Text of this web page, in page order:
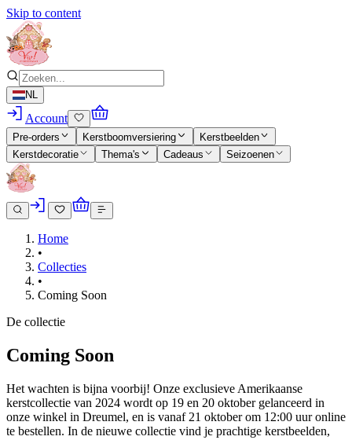
Skip to content
NL
Account
Pre-orders Kerstboomversiering
Kerstbeelden
Kerstdecoratie
Thema's Cadeaus Seizoenen
Home
•
Collecties
•
Coming Soon
De collectie
Coming Soon
Het wachten is bijna voorbij! Onze exclusieve Amerikaanse
kerstcollectie van 2024 wordt op 19 en 20 oktober gelanceerd in
onze winkel in Dreumel, en is vanaf 21 oktober om 12:00 uur online
te bestellen. In de nieuwe collectie vind je prachtige kerstbeelden,